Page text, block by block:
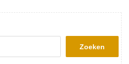
Zoeken